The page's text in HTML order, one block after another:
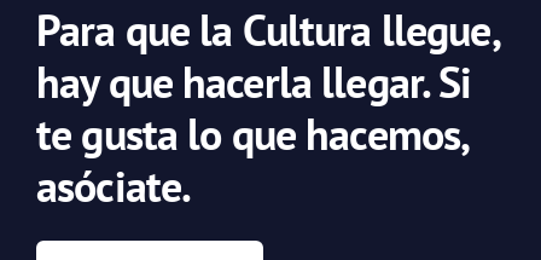
Para que la Cultura llegue,
hay que hacerla llegar. Si
te gusta lo que hacemos,
asóciate.